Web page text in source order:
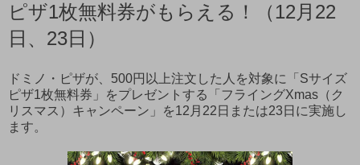
ピザ1枚無料券がもらえる！（12月22
日、23日）
ドミノ・ピザが、500円以上注文した人を対象に「Sサイズ
ピザ1枚無料券」をプレゼントする「フライングXmas（ク
リスマス）キャンペーン」を12月22日または23日に実施し
ます。